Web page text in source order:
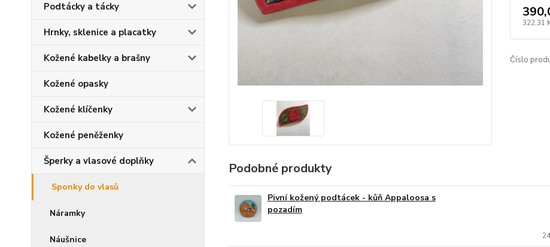
Podtácky a tácky
Hrnky, sklenice a placatky
Kožené kabelky a brašny
Kožené opasky
Kožené klíčenky
Kožené peněženky
Šperky a vlasové doplňky
Sponky do vlasů
Náramky
Náušnice
322,31
Číslo
Podobné produkty
Pivní kožený podtácek - kůň Appaloosa s
pozadím